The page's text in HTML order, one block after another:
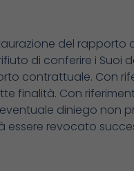
del rapporto
di conferire i Suoi
contrattuale. Con
finalità. Con
diniego non
essere revocato